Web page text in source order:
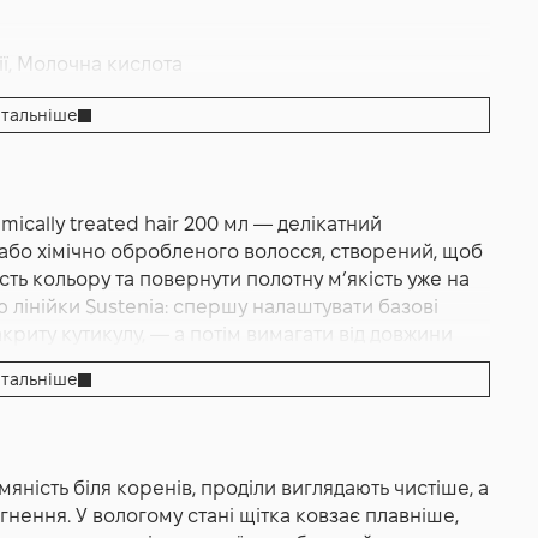
Молочна кислота
та/або освітленого волосся 200ml
treated hair 200 мл — делікатний
хімічно обробленого волосся, створений, щоб
кольору та повернути полотну м’якість уже на
Sustenia: спершу налаштувати базові
кутикулу, — а потім вимагати від довжини
керованості під час укладки. Кремова
і довжині, акуратно підхоплює себум,
чистіше між оновленнями, а відблиск виглядає
біля коренів, проділи виглядають чистіше, а
У вологому стані щітка ковзає плавніше,